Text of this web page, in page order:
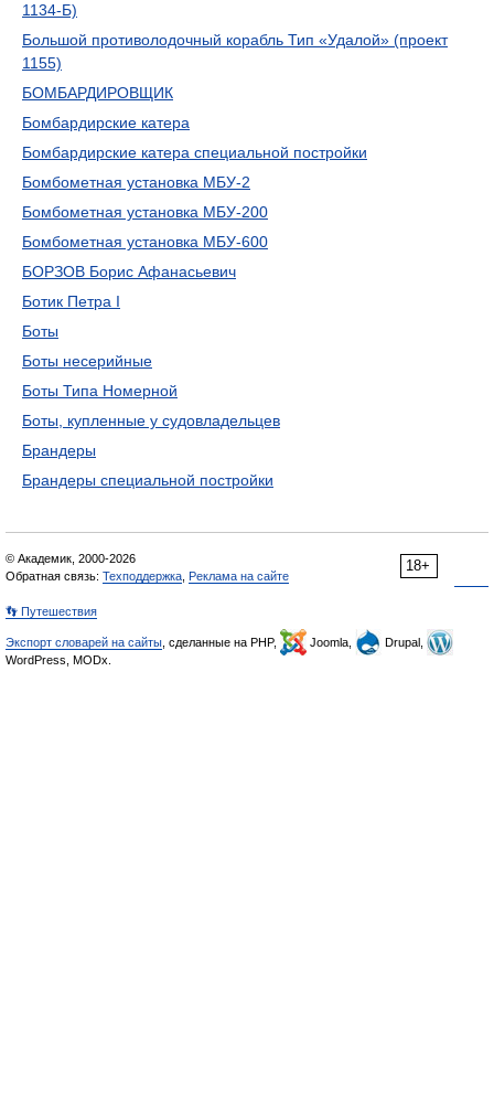
1134-Б)
Большой противолодочный корабль Тип «Удалой» (проект
1155)
БОМБАРДИРОВЩИК
Бомбардирские катера
Бомбардирские катера специальной постройки
Бомбометная установка МБУ-2
Бомбометная установка МБУ-200
Бомбометная установка МБУ-600
БОРЗОВ Борис Афанасьевич
Ботик Петра I
Боты
Боты несерийные
Боты Типа Номерной
Боты, купленные у судовладельцев
Брандеры
Брандеры специальной постройки
18+
© Академик, 2000-2026
Обратная связь: Техподдержка Реклама на сайте
👣 Путешествия
Экспорт словарей на сайты , сделанные на PHP, Joomla,
Drupal,
WordPress, MODx.